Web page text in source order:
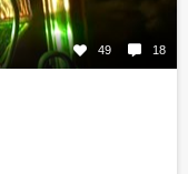
49 18